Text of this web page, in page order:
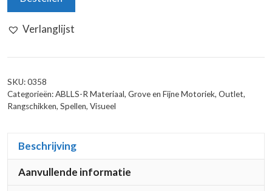
met
aantal
Verlanglijst
SKU:0358
Categorieën:ABLLS-R Materiaal, Grove en Fijne Motoriek, Outlet,
Rangschikken, Spellen, Visueel
Beschrijving
Aanvullende informatie